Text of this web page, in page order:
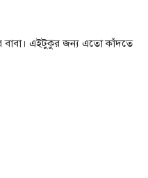
বাবা। এইটুকুর জন্য এতো কাঁদতে